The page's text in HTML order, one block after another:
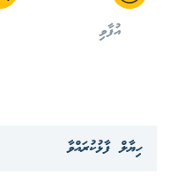
އުފާވި
ހިޔާލް ފާޅުކުރައްވާ